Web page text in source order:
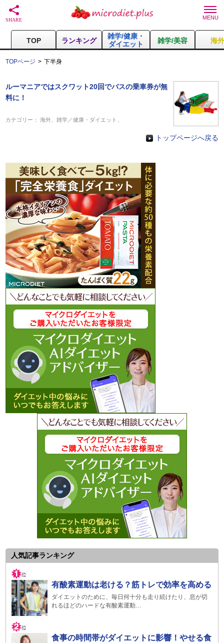
TOP ランキング
雑学/健康・
ダイエット
雑学/美容 海
TOPページ 下半身
ルーマニアではスクワット20回でバスの乗車券が無
料に！
カテゴリー：海外 、雑学／健康・ダイエット
トップページへ戻る
人気記事ランキング
有酸素運動は老ける？筋トレで効率を高める
ダイエットのために、毎日何十分も走り続けたり、息が切
れるほどのハードな有酸素運動…
食事の時間帯がダイエットに影響！やせる食